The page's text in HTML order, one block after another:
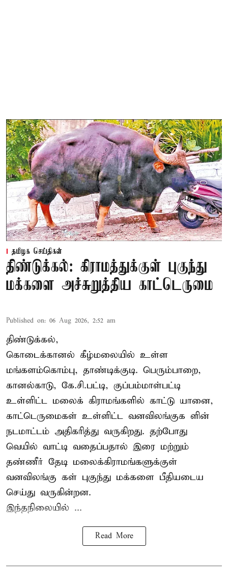
தமிழக செய்திகள்
திண்டுக்கல்: கிராமத்துக்குள் புகுந்து
மக்களை அச்சுறுத்திய காட்டெருமை
Published on: 06 Aug 2026, 2:52 am
திண்டுக்கல்,
கொடைக்கானல் கீழ்மலையில் உள்ள
மங்களம்கொம்பு, தாண்டிக்குடி. பெரும்பாறை,
கானல்காடு, கே.சி.பட்டி, குப்பம்மாள்பட்டி
உள்ளிட்ட மலைக் கிராமங்களில் காட்டு யானை,
காட்டெருமைகள் உள்ளிட்ட வனவிலங்குக ளின்
நடமாட்டம் அதிகரித்து வருகிறது. தற்போது
வெயில் வாட்டி வதைப்பதால் இரை மற்றும்
தண்ணீர் தேடி மலைக்கிராமங்களுக்குள்
வனவிலங்கு கள் புகுந்து மக்களை பீதியடைய
செய்து வருகின்றன.
இந்தநிலையில் ...
Read More